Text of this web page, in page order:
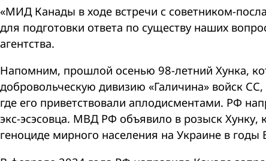
«МИД Канады в ходе встречи с советником-
для подготовки ответа по существу наших
агентства.
Напомним, прошлой осенью 98-летний Хунка,
добровольческую дивизию «Галичина» войск
где его приветствовали аплодисментами. РФ
экс-эсэсовца. МВД РФ объявило в розыск
геноциде мирного населения на Украине в годы